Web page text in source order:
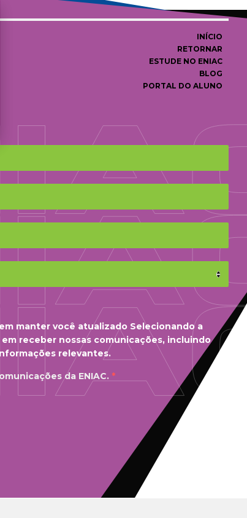
INÍCIO
RETORNAR
ESTUDE NO ENIAC
BLOG
PORTAL DO ALUNO
manter você atualizado Selecionando a
em receber nossas comunicações, incluindo
relevantes.
da ENIAC. *